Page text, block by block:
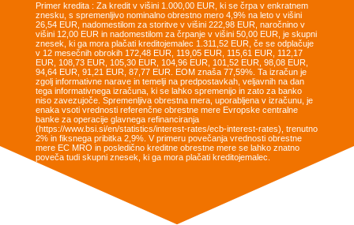
Primer kredita : Za kredit v višini 1.000,00 EUR, ki se črpa v enkratnem
znesku, s spremenljivo nominalno obrestno mero 4,9% na leto v višini
26,54 EUR, nadomestilom za storitve v višini 222,98 EUR, naročnino v
višini 12,00 EUR in nadomestilom za črpanje v višini 50,00 EUR, je skupni
znesek, ki ga mora plačati kreditojemalec 1.311,52 EUR, če se odplačuje
v 12 mesečnih obrokih 172,48 EUR, 119,05 EUR, 115,61 EUR, 112,17
EUR, 108,73 EUR, 105,30 EUR, 104,96 EUR, 101,52 EUR, 98,08 EUR,
94,64 EUR, 91,21 EUR, 87,77 EUR. EOM znaša 77,59%. Ta izračun je
zgolj informativne narave in temelji na predpostavkah, veljavnih na dan
tega informativnega izračuna, ki se lahko spremenijo in zato za banko
niso zavezujoče. Spremenljiva obrestna mera, uporabljena v izračunu, je
enaka vsoti vrednosti referenčne obrestne mere Evropske centralne
banke za operacije glavnega refinanciranja
(https://www.bsi.si/en/statistics/interest-rates/ecb-interest-rates), trenutno
2% in fiksnega pribitka 2,9%. V primeru povečanja vrednosti obrestne
mere EC MRO in posledično kreditne obrestne mere se lahko znatno
poveča tudi skupni znesek, ki ga mora plačati kreditojemalec.